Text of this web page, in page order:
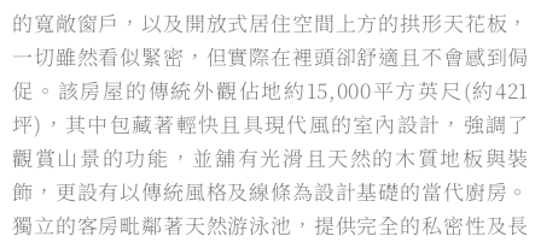
的寬敞窗戶，以及開放式居住空間上⽅的拱形天花板，
⼀切雖然看似緊密，但實際在裡頭卻舒適且不會感到侷
促。該房屋的傳統外觀佔地約15,000平⽅英尺(約421
坪)，其中包藏著輕快且具現代風的室內設計，強調了
觀賞山景的功能，並舖有光滑且天然的木質地板與裝
飾，更設有以傳統風格及線條為設計基礎的當代廚房。
獨立的客房毗鄰著天然游泳池，提供完全的私密性及長